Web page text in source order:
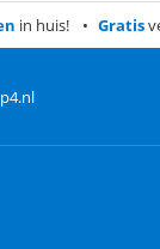
in huis! Gratis